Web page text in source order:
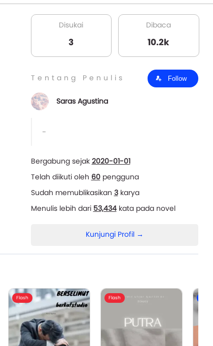
Disukai
3
Dibaca
10.2k
Tentang Penulis Follow
Saras Agustina
-
Bergabung sejak 2020-01-01
Telah diikuti oleh 60pengguna
Sudah memublikasikan 3karya
Menulis lebih dari 53,434kata pada novel
Kunjungi Profil →
Flash Flash